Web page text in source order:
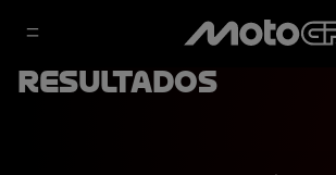
Resultados